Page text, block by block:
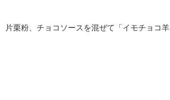
栗粉、チョコソースを混ぜて「イモチョコ羊